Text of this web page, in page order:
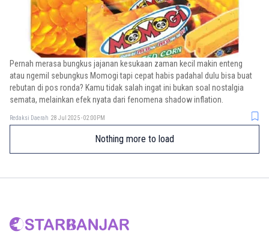
Pernah merasa bungkus jajanan kesukaan zaman kecil makin enteng
atau ngemil sebungkus Momogi tapi cepat habis padahal dulu bisa buat
rebutan di pos ronda? Kamu tidak salah ingat ini bukan soal nostalgia
semata, melainkan efek nyata dari fenomena shadow inflation.
Redaksi Daerah 28 Jul 2025 - 02:00PM
Nothing more to load